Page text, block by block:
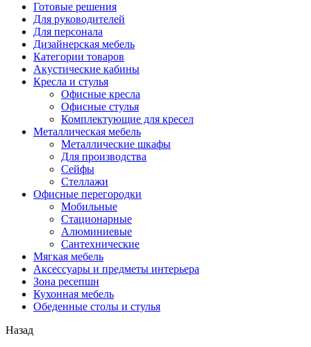
Готовые решения
Для руководителей
Для персонала
Дизайнерская мебель
Категории товаров
Акустические кабины
Кресла и стулья
Офисные кресла
Офисные стулья
Комплектующие для кресел
Металлическая мебель
Металлические шкафы
Для производства
Сейфы
Стеллажи
Офисные перегородки
Мобильные
Стационарные
Алюминиевые
Сантехнические
Мягкая мебель
Аксессуары и предметы интерьера
Зона ресепшн
Кухонная мебель
Обеденные столы и стулья
Назад